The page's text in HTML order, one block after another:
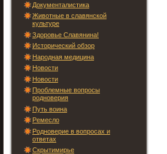
Документалистика
Животные в славянской
культуре
Здоровье Славянина!
Исторический обзор
Народная медицина
Новости
Новости
Проблемные вопросы
родноверия
Путь воина
Ремесло
Родноверие в вопросах и
ответах
Скрытимирье